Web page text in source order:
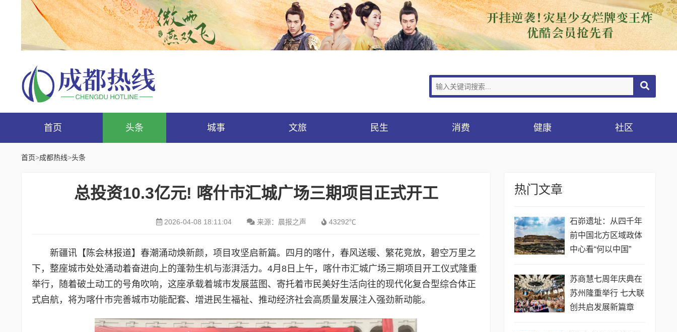
首页 头条 城事 文旅 民生 消费 健康 社区
首页>成都热线>头条
总投资10.3亿元! 喀什市汇城广场三期项目正式开工
2026-04-08 18:11:04 来源：晨报之声 43292℃
新疆讯【陈会林报道】春潮涌动焕新颜，项目攻坚启新篇。四月的喀什，春风送暖、繁花竞放，碧空万里之
下，整座城市处处涌动着奋进向上的蓬勃生机与澎湃活力。4月8日上午，喀什市汇城广场三期项目开工仪式隆重
举行，随着破土动工的号角吹响，这座承载着城市发展蓝图、寄托着市民美好生活向往的现代化复合型综合体正
式启航，将为喀什市完善城市功能配套、增进民生福祉、推动经济社会高质量发展注入强劲新动能。
热门文章
石峁遗址：从四千年
前中国北方区域政体
中心看“何以中国”
苏商慧七周年庆典在
苏州隆重举行 七大联
创共启发展新篇章